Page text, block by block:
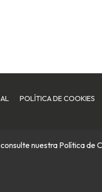
POLÍTICA DE COOKIES
nuestra Política de